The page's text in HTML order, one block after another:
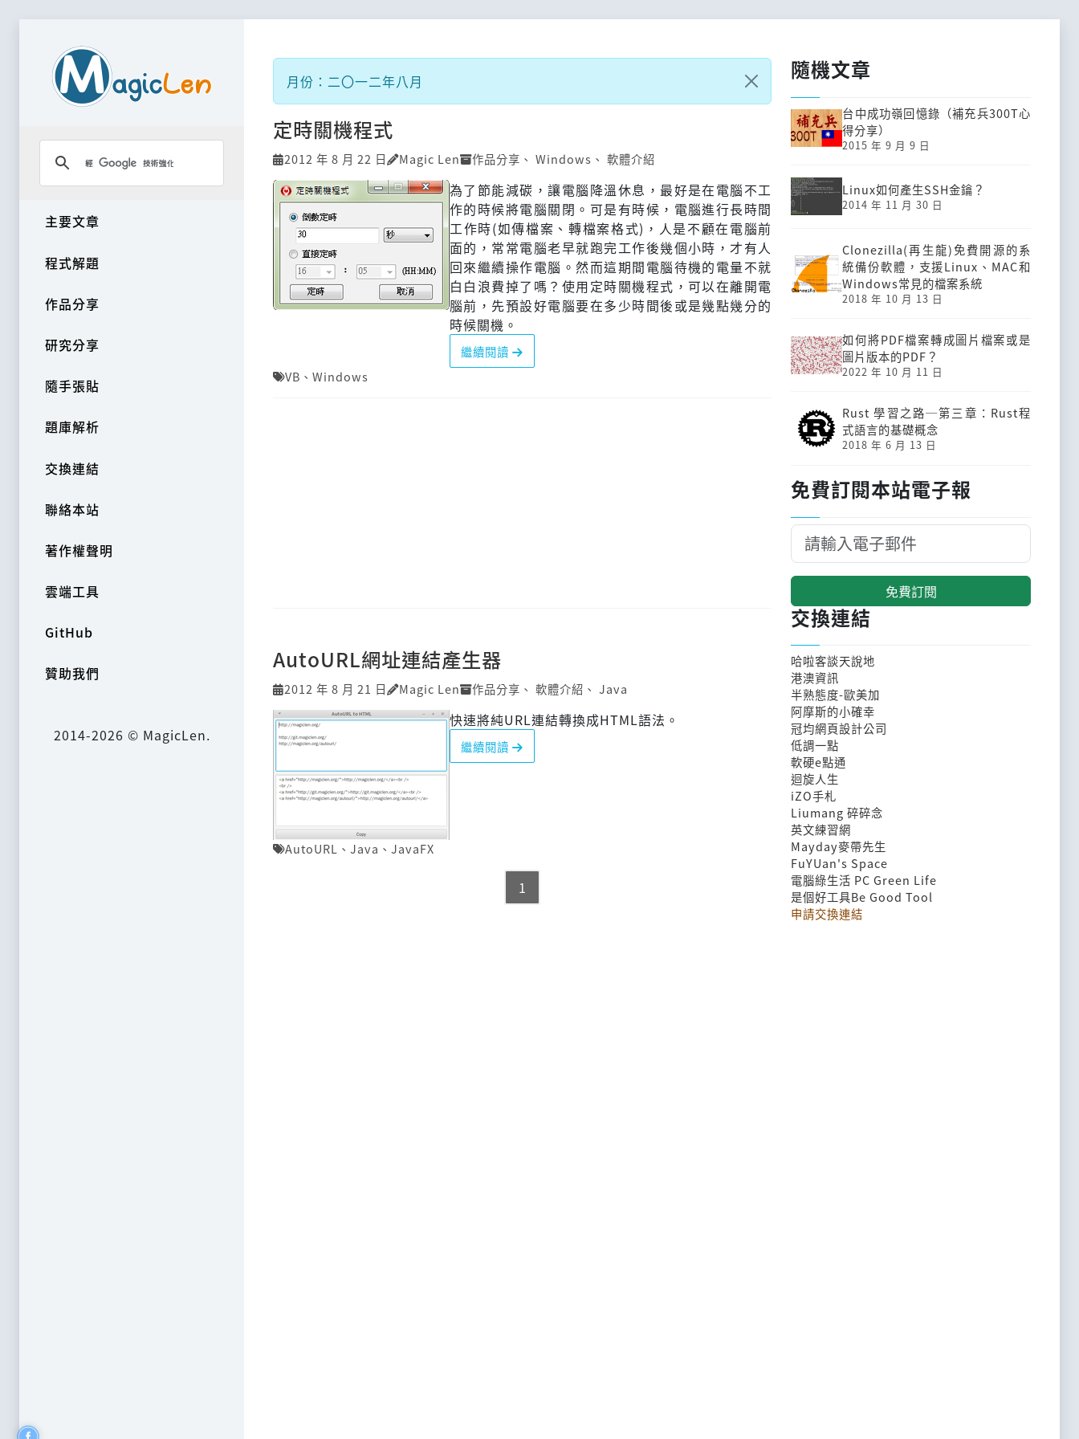
主要文章
程式解題
作品分享
研究分享
隨手張貼
題庫解析
交換連結
聯絡本站
著作權聲明
雲端工具
GitHub
贊助我們
2014-2026 © MagicLen.
月份：二〇一二年八月
定時關機程式
2012 年 8 月 22 日 Magic Len 作品分享 、 Windows 、 軟體介紹
為了節能減碳，讓電腦降溫休息，最好是在電腦不工
作的時候將電腦關閉。可是有時候，電腦進行長時間
工作時(如傳檔案、轉檔案格式)，人是不顧在電腦前
面的，常常電腦老早就跑完工作後幾個小時，才有人
回來繼續操作電腦。然而這期間電腦待機的電量不就
白白浪費掉了嗎？使用定時關機程式，可以在離開電
腦前，先預設好電腦要在多少時間後或是幾點幾分的
時候關機。
繼續閱讀
VB 、 Windows
AutoURL網址連結產生器
2012 年 8 月 21 日 Magic Len 作品分享 、 軟體介紹 、 Java
快速將純URL連結轉換成HTML語法。
繼續閱讀
AutoURL 、 Java 、 JavaFX
1
隨機文章
台中成功嶺回憶錄（補充兵300T心
得分享）
2015 年 9 月 9 日
Linux如何產生SSH金鑰？
2014 年 11 月 30 日
Clonezilla(再生龍)免費開源的系
統備份軟體，支援Linux、MAC和
Windows常見的檔案系統
2018 年 10 月 13 日
如何將PDF檔案轉成圖片檔案或是
圖片版本的PDF？
2022 年 10 月 11 日
Rust 學習之路─第三章：Rust程
式語言的基礎概念
2018 年 6 月 13 日
免費訂閱本站電子報
免費訂閱
交換連結
哈啦客談天說地
港澳資訊
半熟態度-歐美加
阿摩斯的小確幸
冠均網頁設計公司
低調一點
軟硬e點通
迴旋人生
iZO手札
Liumang 碎碎念
英文練習網
Mayday麥帶先生
FuYUan's Space
電腦綠生活 PC Green Life
是個好工具Be Good Tool
申請交換連結